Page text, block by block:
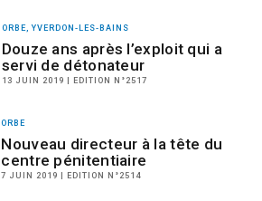
ORBE, YVERDON-LES-BAINS
Douze ans après l’exploit qui a
servi de détonateur
13 JUIN 2019 | EDITION N°2517
ORBE
Nouveau directeur à la tête du
centre pénitentiaire
7 JUIN 2019 | EDITION N°2514